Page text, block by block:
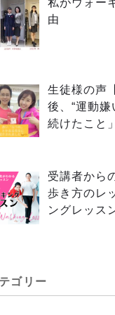
由
生徒様の声
後、“運動
続けたこと」
受講者から
歩き方のレ
ングレッス
ゴリー